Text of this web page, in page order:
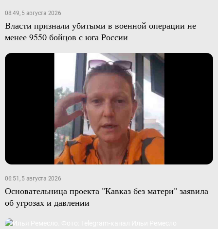
08:49, 5 августа 2026
Власти признали убитыми в военной операции не
менее 9550 бойцов с юга России
06:51, 5 августа 2026
Основательница проекта "Кавказ без матери" заявила
об угрозах и давлении